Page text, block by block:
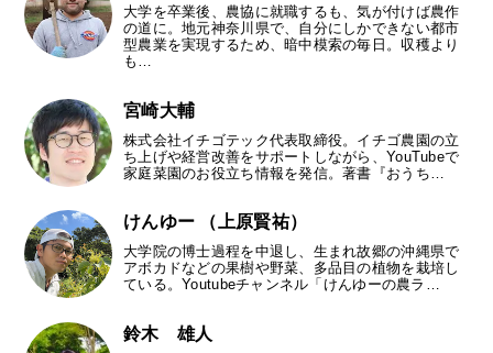
大学を卒業後、農協に就職するも、気が付けば農作
の道に。地元神奈川県で、自分にしかできない都市
型農業を実現するため、暗中模索の毎日。収穫より
も…
宮崎大輔
株式会社イチゴテック代表取締役。イチゴ農園の立
ち上げや経営改善をサポートしながら、YouTubeで
家庭菜園のお役立ち情報を発信。著書『おうち…
けんゆー （上原賢祐）
大学院の博士過程を中退し、生まれ故郷の沖縄県で
アボカドなどの果樹や野菜、多品目の植物を栽培し
ている。Youtubeチャンネル「けんゆーの農ラ…
鈴木 雄人